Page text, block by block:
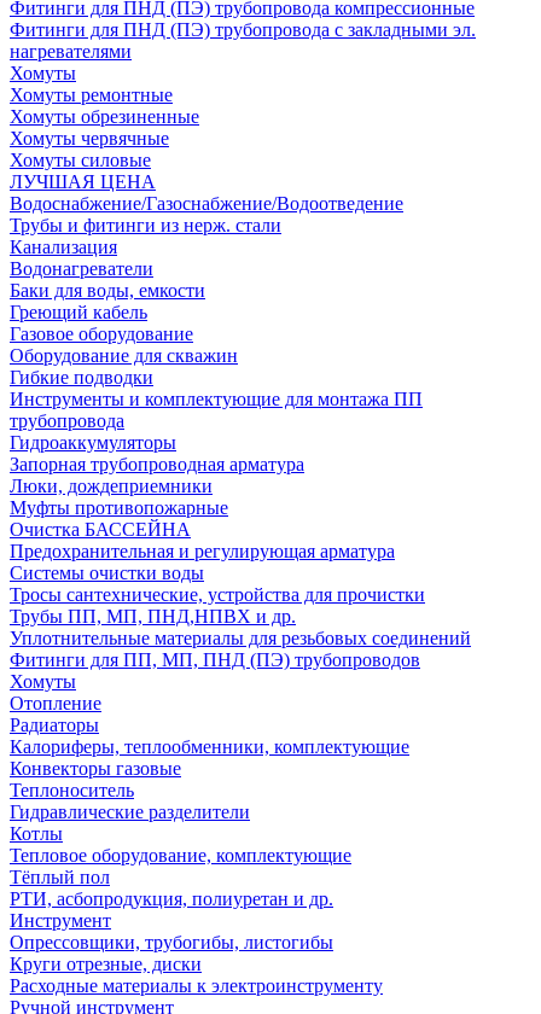
Фитинги для ПНД (ПЭ) трубопровода компрессионные
Фитинги для ПНД (ПЭ) трубопровода с закладными эл.
нагревателями
Хомуты
Хомуты ремонтные
Хомуты обрезиненные
Хомуты червячные
Хомуты силовые
ЛУЧШАЯ ЦЕНА
Водоснабжение/Газоснабжение/Водоотведение
Трубы и фитинги из нерж. стали
Канализация
Водонагреватели
Баки для воды, емкости
Греющий кабель
Газовое оборудование
Оборудование для скважин
Гибкие подводки
Инструменты и комплектующие для монтажа ПП
трубопровода
Гидроаккумуляторы
Запорная трубопроводная арматура
Люки, дождеприемники
Муфты противопожарные
Очистка БАССЕЙНА
Предохранительная и регулирующая арматура
Системы очистки воды
Тросы сантехнические, устройства для прочистки
Трубы ПП, МП, ПНД,НПВХ и др.
Уплотнительные материалы для резьбовых соединений
Фитинги для ПП, МП, ПНД (ПЭ) трубопроводов
Хомуты
Отопление
Радиаторы
Калориферы, теплообменники, комплектующие
Конвекторы газовые
Теплоноситель
Гидравлические разделители
Котлы
Тепловое оборудование, комплектующие
Тёплый пол
РТИ, асбопродукция, полиуретан и др.
Инструмент
Опрессовщики, трубогибы, листогибы
Круги отрезные, диски
Расходные материалы к электроинструменту
Ручной инструмент